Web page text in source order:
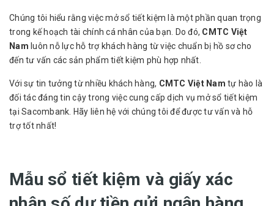
Chúng tôi hiểu rằng việc mở sổ tiết kiệm là một phần quan trọng
trong kế hoạch tài chính cá nhân của bạn. Do đó, CMTC Việt
Nam luôn nỗ lực hỗ trợ khách hàng từ việc chuẩn bị hồ sơ cho
đến tư vấn các sản phẩm tiết kiệm phù hợp nhất.
Với sự tin tưởng từ nhiều khách hàng, CMTC Việt Nam tự hào là
đối tác đáng tin cậy trong việc cung cấp dịch vụ mở sổ tiết kiệm
tại Sacombank. Hãy liên hệ với chúng tôi để được tư vấn và hỗ
trợ tốt nhất!
Mẫu sổ tiết kiệm và giấy xác